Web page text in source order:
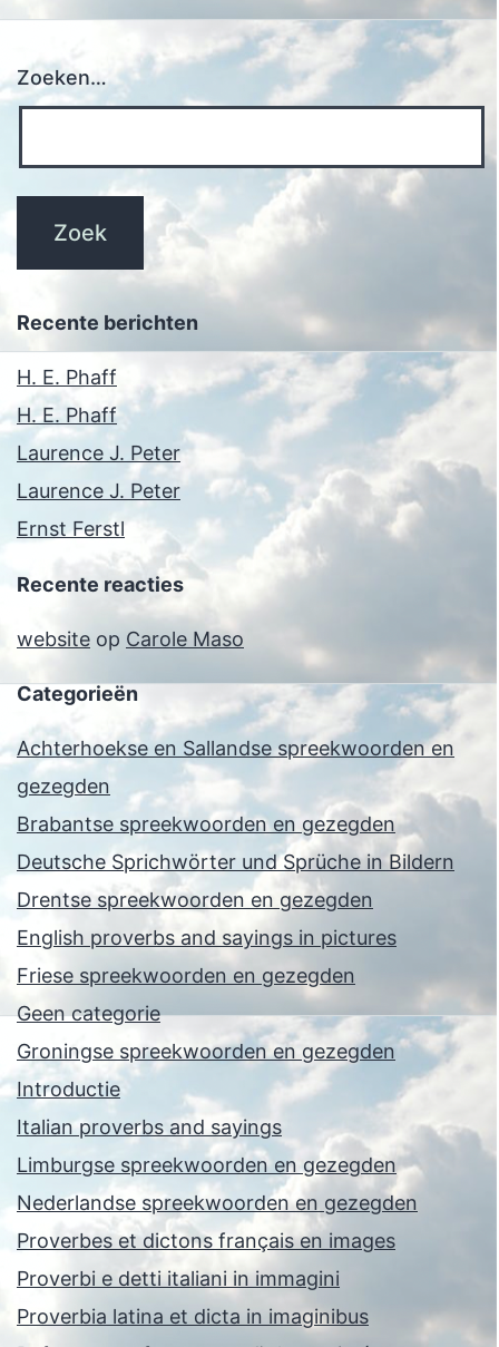
Zoeken…
Recente berichten
H. E. Phaff
H. E. Phaff
Laurence J. Peter
Laurence J. Peter
Ernst Ferstl
Recente reacties
website op Carole Maso
Categorieën
Achterhoekse en Sallandse spreekwoorden en
gezegden
Brabantse spreekwoorden en gezegden
Deutsche Sprichwörter und Sprüche in Bildern
Drentse spreekwoorden en gezegden
English proverbs and sayings in pictures
Friese spreekwoorden en gezegden
Geen categorie
Groningse spreekwoorden en gezegden
Introductie
Italian proverbs and sayings
Limburgse spreekwoorden en gezegden
Nederlandse spreekwoorden en gezegden
Proverbes et dictons français en images
Proverbi e detti italiani in immagini
Proverbia latina et dicta in imaginibus